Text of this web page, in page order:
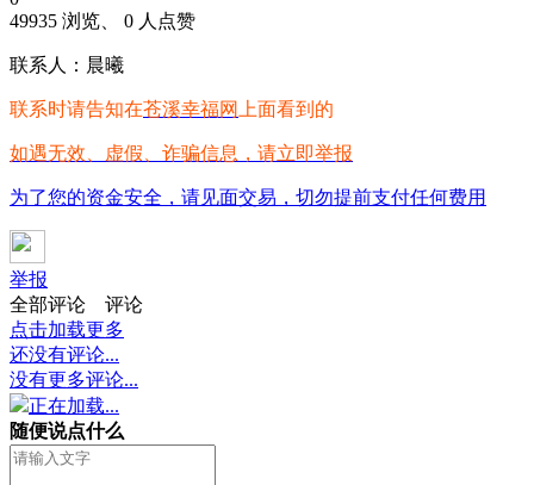
49935 浏览、 0 人点赞
联系人：晨曦
联系时请告知在苍溪幸福网 上面看到的
如遇无效、虚假、诈骗信息，请立即举报
为了您的资金安全，请见面交易，切勿提前支付任何费用
举报
全部评论
评论
点击加载更多
还没有评论...
没有更多评论...
正在加载...
随便说点什么